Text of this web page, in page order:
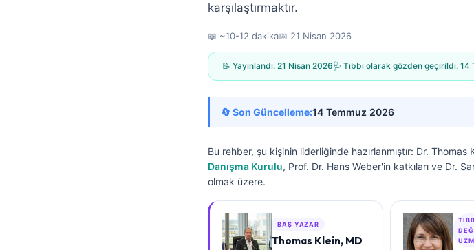
karşılaştırmaktır.
📖 ~10-12 dakika📅 21 Nisan 2026
📝 Yayınlandı: 21 Nisan 2026🩺 Tıbbi olarak gözden geçirildi: 14
🔄 Son Güncelleme:14 Temmuz 2026
Bu rehber, şu kişinin liderliğinde hazırlanmıştır: Dr. Thomas
Danışma Kurulu, Prof. Dr. Hans Weber'in katkıları ve Dr.
olmak üzere.
BAŞ YAZAR
Thomas Klein, MD